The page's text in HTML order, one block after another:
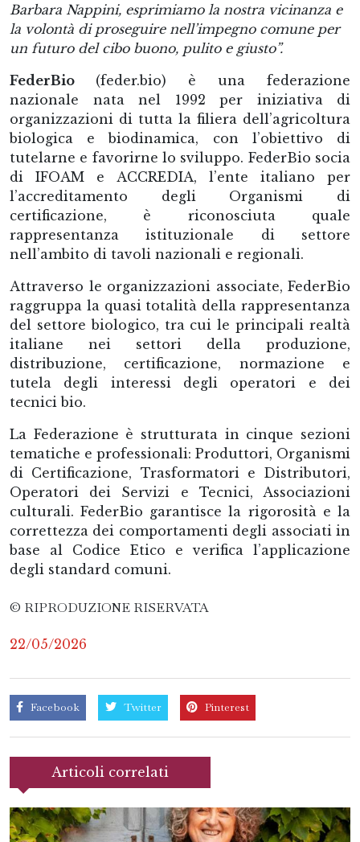
Barbara Nappini, esprimiamo la nostra vicinanza e
la volontà di proseguire nell’impegno comune per
un futuro del cibo buono, pulito e giusto”.
FederBio (feder.bio) è una federazione
nazionale nata nel 1992 per iniziativa di
organizzazioni di tutta la filiera dell’agricoltura
biologica e biodinamica, con l’obiettivo di
tutelarne e favorirne lo sviluppo. FederBio socia
di IFOAM e ACCREDIA, l’ente italiano per
l’accreditamento degli Organismi di
certificazione, è riconosciuta quale
rappresentanza istituzionale di settore
nell’ambito di tavoli nazionali e regionali.
Attraverso le organizzazioni associate, FederBio
raggruppa la quasi totalità della rappresentanza
del settore biologico, tra cui le principali realtà
italiane nei settori della produzione,
distribuzione, certificazione, normazione e
tutela degli interessi degli operatori e dei
tecnici bio.
La Federazione è strutturata in cinque sezioni
tematiche e professionali: Produttori, Organismi
di Certificazione, Trasformatori e Distributori,
Operatori dei Servizi e Tecnici, Associazioni
culturali. FederBio garantisce la rigorosità e la
correttezza dei comportamenti degli associati in
base al Codice Etico e verifica l’applicazione
degli standard comuni.
© RIPRODUZIONE RISERVATA
22/05/2026
Facebook Twitter Pinterest
Articoli correlati